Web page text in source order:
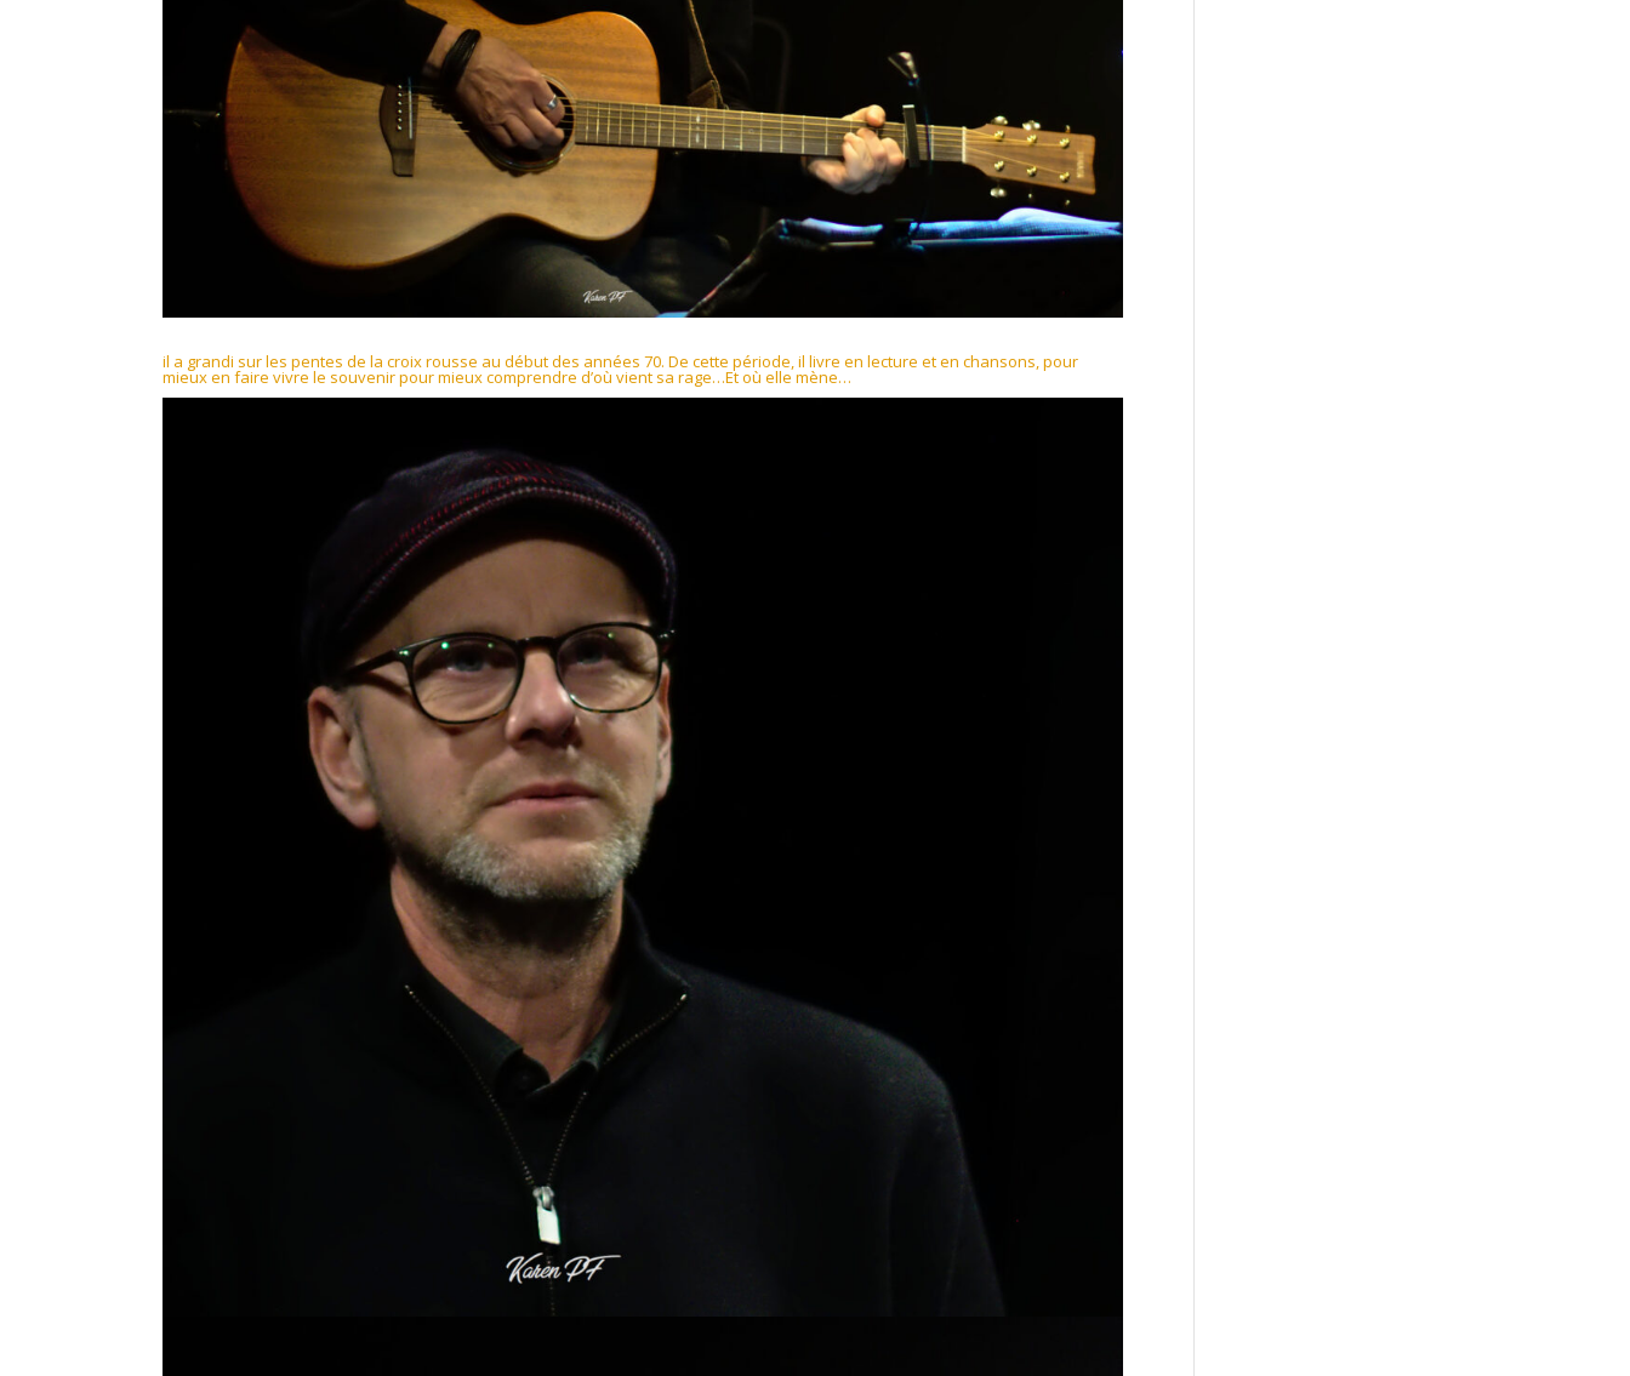
il a grandi sur les pentes de la croix rousse au début des années 70. De cette période, il livre en lecture et en chansons, pour
mieux en faire vivre le souvenir pour mieux comprendre d’où vient sa rage…Et où elle mène…